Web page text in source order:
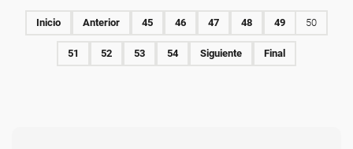
Inicio Anterior 45 46 47 48 49 50
51 52 53 54 Siguiente Final